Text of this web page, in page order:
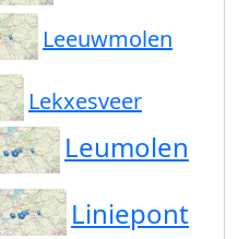
Leeuwmolen
Lekxesveer
Leumolen
Liniepont